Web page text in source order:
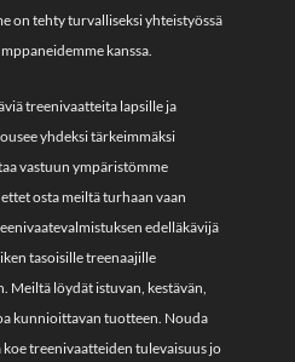
on tehty turvalliseksi yhteistyössä
kanssa.
treenivaatteita lapsille ja
yhdeksi tärkeimmäksi
vastuun ympäristömme
osta meiltä turhaan vaan
edelläkävijä
tasoisille treenaajille
löydät istuvan, kestävän,
kunnioittavan tuotteen. Nouda
treenivaatteiden tulevaisuus jo